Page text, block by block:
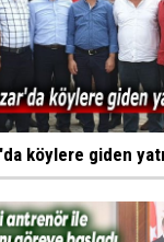
köylere giden